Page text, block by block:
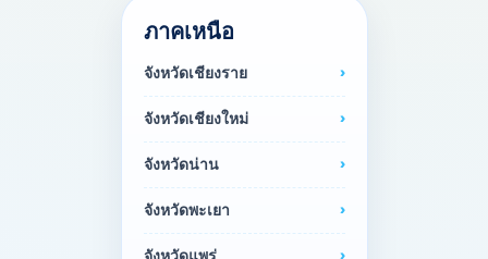
ภาคเหนือ
จังหวัดเชียงราย
จังหวัดเชียงใหม่
จังหวัดน่าน
จังหวัดพะเยา